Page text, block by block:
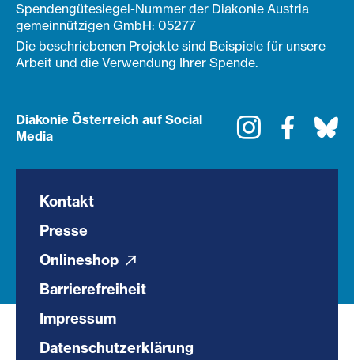
Spendengütesiegel-Nummer der Diakonie Austria
gemeinnützigen GmbH: 05277
Die beschriebenen Projekte sind Beispiele für unsere
Arbeit und die Verwendung Ihrer Spende.
Diakonie Österreich auf Social
Media
Instagram
Kontakt
Presse
Onlineshop
Barrierefreiheit
Impressum
Datenschutzerklärung